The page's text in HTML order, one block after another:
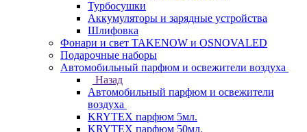
Турбосушки
Аккумуляторы и зарядные устройства
Шлифовка
Фонари и свет TAKENOW и OSNOVALED
Подарочные наборы
Автомобильный парфюм и освежители воздуха
Назад
Автомобильный парфюм и освежители
воздуха
KRYTEX парфюм 5мл.
KRYTEX парфюм 50мл.